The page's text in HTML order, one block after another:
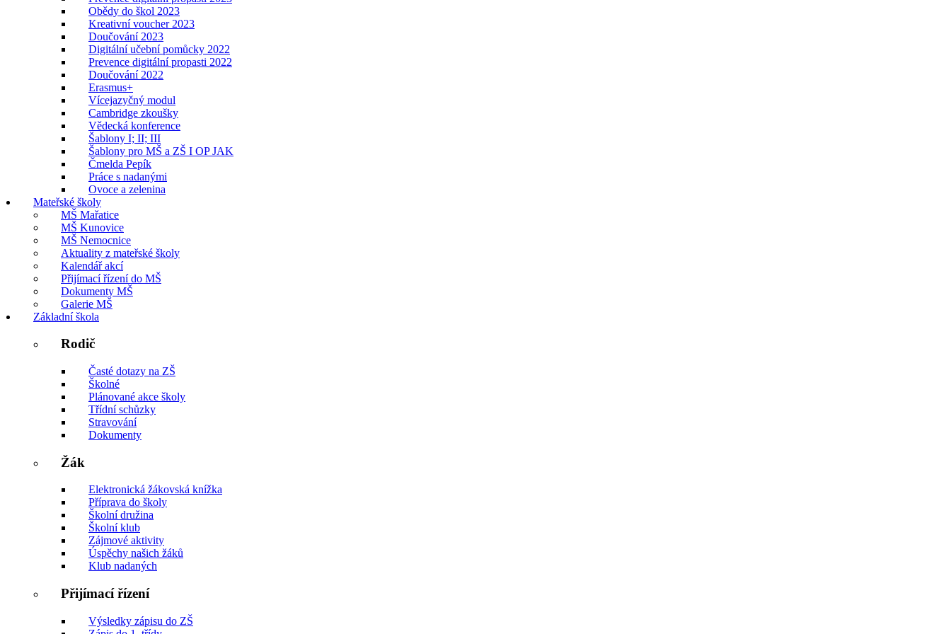
Obědy do škol 2023
Kreativní voucher 2023
Doučování 2023
Digitální učební pomůcky 2022
Prevence digitální propasti 2022
Doučování 2022
Erasmus+
Vícejazyčný modul
Cambridge zkoušky
Vědecká konference
Šablony I; II; III
Šablony pro MŠ a ZŠ I OP JAK
Čmelda Pepík
Práce s nadanými
Ovoce a zelenina
Mateřské školy
MŠ Mařatice
MŠ Kunovice
MŠ Nemocnice
Aktuality z mateřské školy
Kalendář akcí
Přijímací řízení do MŠ
Dokumenty MŠ
Galerie MŠ
Základní škola
Rodič
Časté dotazy na ZŠ
Školné
Plánované akce školy
Třídní schůzky
Stravování
Dokumenty
Žák
Elektronická žákovská knížka
Příprava do školy
Školní družina
Školní klub
Zájmové aktivity
Úspěchy našich žáků
Klub nadaných
Přijímací řízení
Výsledky zápisu do ZŠ